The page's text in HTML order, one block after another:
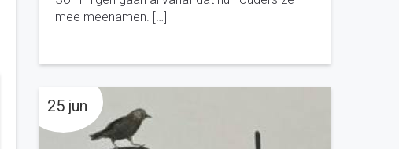
mee meenamen. […]
25 jun